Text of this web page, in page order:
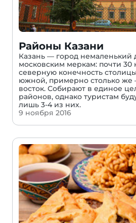
Районы Казани
Казань — город немаленький
московским меркам: почти 30
северную конечность
южной, примерно столько же
восток. Собирают в единое
районов, однако туристам
лишь 3-4 из них.
9 ноября 2016